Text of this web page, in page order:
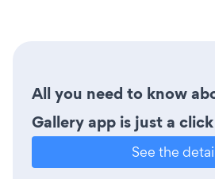
All you need to know
Gallery app is just a
See the